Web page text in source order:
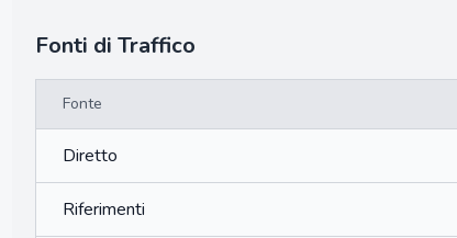
Fonti di Traffico
Fonte
Diretto
Riferimenti